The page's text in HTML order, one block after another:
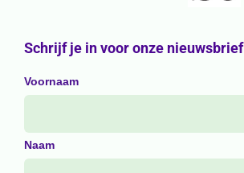
Schrijf je in voor onze nieuwsbrief
Voornaam
Naam